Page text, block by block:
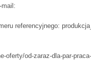
referencyjnego:
oferty/od-zaraz-dla-par-